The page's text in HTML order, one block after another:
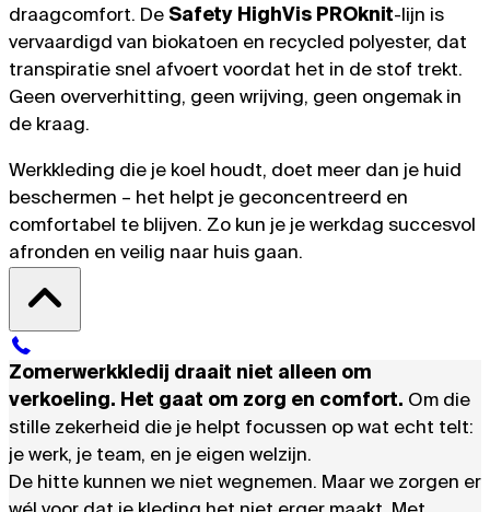
draagcomfort. De Safety HighVis PROknit-lijn is
vervaardigd van biokatoen en recycled polyester, dat
transpiratie snel afvoert voordat het in de stof trekt.
Geen oververhitting, geen wrijving, geen ongemak in
de kraag.
Werkkleding die je koel houdt, doet meer dan je huid
beschermen – het helpt je geconcentreerd en
comfortabel te blijven. Zo kun je je werkdag succesvol
afronden en veilig naar huis gaan.
Zomerwerkkledij draait niet alleen om
verkoeling. Het gaat om zorg en comfort. Om die
stille zekerheid die je helpt focussen op wat echt telt:
je werk, je team, en je eigen welzijn.
De hitte kunnen we niet wegnemen. Maar we zorgen er